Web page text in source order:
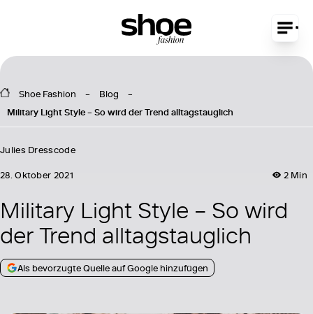
Shoe Fashion
Blog
Military Light Style – So wird der Trend alltagstauglich
Julies Dresscode
2 Min
28. Oktober 2021
Military Light Style – So wird
der Trend alltagstauglich
Als bevorzugte Quelle auf Google hinzufügen